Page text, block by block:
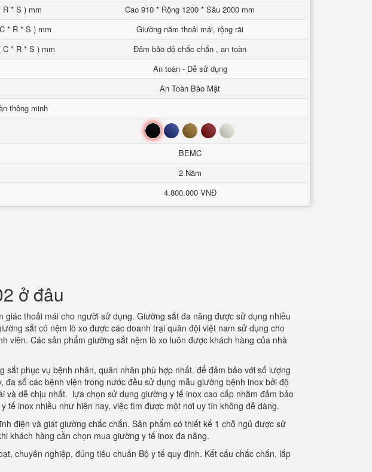
R * S ) mm
Cao 910 * Rộng 1200 * Sâu 2000 mm
* R * S ) mm
Giường nằm thoải mái, rộng rãi
* R * S ) mm
Đảm bảo độ chắc chắn , an toàn
An toàn - Dễ sử dụng
An Toàn Bảo Mật
thông minh
Đen Xanh Nâu Đỏ Trắng
BEMC
2 Năm
4.800.000 VNĐ
ở đâu
giác thoải mái cho người sử dụng. Giường sắt đa năng được sử dụng nhiều
sắt có nệm lò xo được các doanh trại quân đội việt nam sử dụng cho
viên. Các sản phẩm giường sắt nệm lò xo luôn được khách hàng của nhà
phục vụ bệnh nhân, quân nhân phù hợp nhất. để đảm bảo với số lượng
số các bệnh viện trong nước đều sử dụng mẫu giường bệnh inox bởi độ
dễ chịu nhất. lựa chọn sử dụng giường y tế inox cao cấp nhằm đảm bảo
inox nhiều như hiện nay, việc tìm được một nơi uy tín không dễ dàng.
điện và giát giường chắc chắn. Sản phẩm có thiết kế 1 chỗ ngủ được sử
khách hàng cần chọn mua giường y tế inox đa năng.
chuyên nghiệp, đúng tiêu chuẩn Bộ y tế quy định. Kết cấu chắc chắn, lắp